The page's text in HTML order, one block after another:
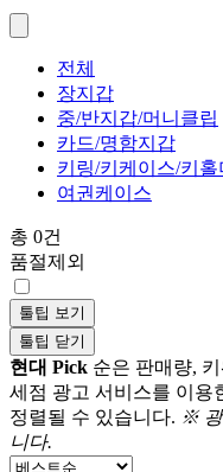
전체
장지갑
중/반지갑/머니클립
카드/명함지갑
키링/키케이스/키홀
여권케이스
총 0건
품절제외
툴팁 보기
툴팁 닫기
현대 Pick 순은 판매량,
세점 광고 서비스를 이용
정렬될 수 있습니다. ※ 광
니다.